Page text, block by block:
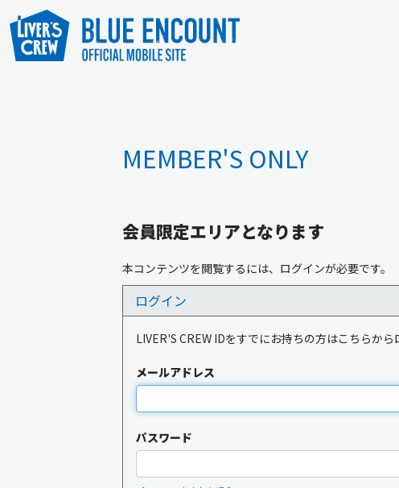
MEMBER'S ONLY
会員限定エリアとなります
本コンテンツを閲覧するには、ログインが必要です。
ログイン
LIVER'S CREW IDをすでにお持ちの方はこちらから
メールアドレス
パスワード